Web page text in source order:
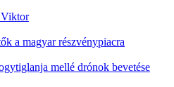
a magyar részvénypiacra
mellé drónok bevetése